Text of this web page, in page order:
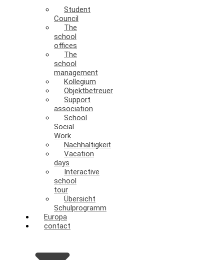
Student
Council
The
school
offices
The
school
management
Kollegium
Objektbetreuer
Support
association
School
Social
Work
Nachhaltigkeit
Vacation
days
Interactive
school
tour
Übersicht
Schulprogramm
Europa
contact